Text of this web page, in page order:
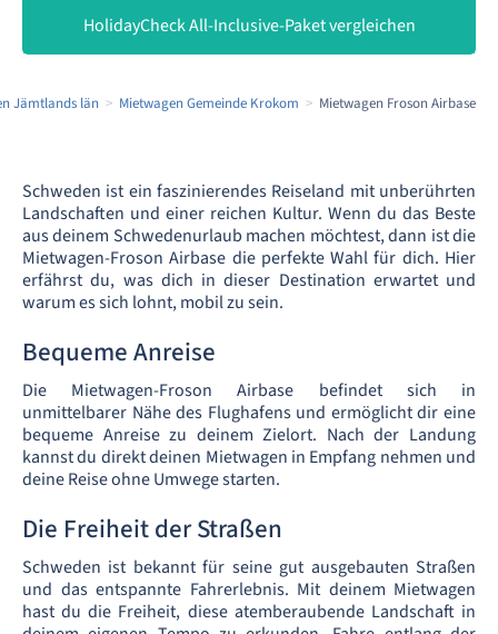
HolidayCheck All-Inclusive-Paket vergleichen
Jämtlands län Mietwagen Gemeinde Krokom Mietwagen Froson Airbase
Schweden ist ein faszinierendes Reiseland mit unberührten
Landschaften und einer reichen Kultur. Wenn du das Beste
aus deinem Schwedenurlaub machen möchtest, dann ist die
Mietwagen-Froson Airbase die perfekte Wahl für dich. Hier
erfährst du, was dich in dieser Destination erwartet und
warum es sich lohnt, mobil zu sein.
Bequeme Anreise
Die Mietwagen-Froson Airbase befindet sich in
unmittelbarer Nähe des Flughafens und ermöglicht dir eine
bequeme Anreise zu deinem Zielort. Nach der Landung
kannst du direkt deinen Mietwagen in Empfang nehmen und
deine Reise ohne Umwege starten.
Die Freiheit der Straßen
Schweden ist bekannt für seine gut ausgebauten Straßen
und das entspannte Fahrerlebnis. Mit deinem Mietwagen
hast du die Freiheit, diese atemberaubende Landschaft in